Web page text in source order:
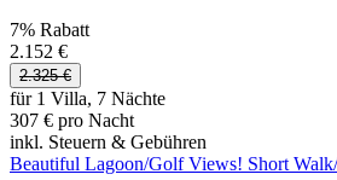
7% Rabatt
2.152 €
2.325 €
für 1 Villa, 7 Nächte
307 € pro Nacht
inkl. Steuern & Gebühren
Beautiful Lagoon/Golf Views! Short